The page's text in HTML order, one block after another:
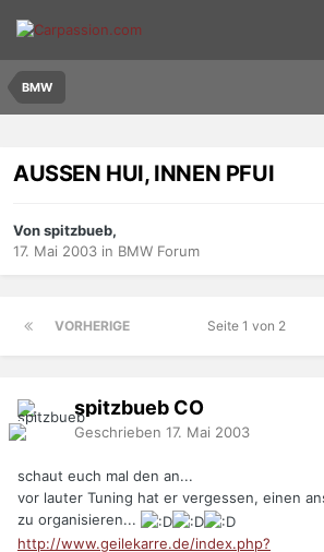
BMW
AUSSEN HUI, INNEN PFUI
Von spitzbueb,
17. Mai 2003 in BMW Forum
VORHERIGE Seite 1 von 2
spitzbueb CO
Geschrieben 17. Mai 2003
schaut euch mal den an...
vor lauter Tuning hat er vergessen, einen
zu organisieren...
http://www.geilekarre.de/index.php?